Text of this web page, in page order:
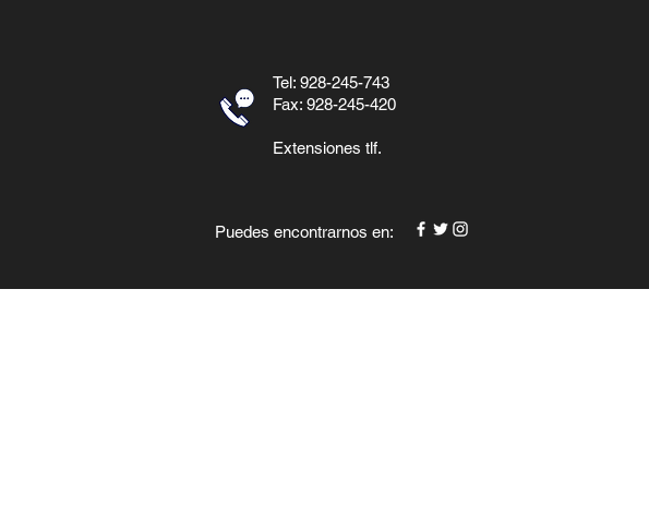
Tel: 928-245-743
Fax: 928-245-420
Extensiones tlf.
Puedes encontrarnos en: